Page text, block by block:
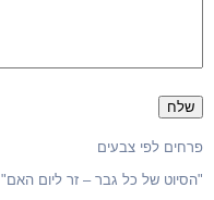
פרחים לפי צבעים
"הסיוט של כל גבר – זר ליום האם"